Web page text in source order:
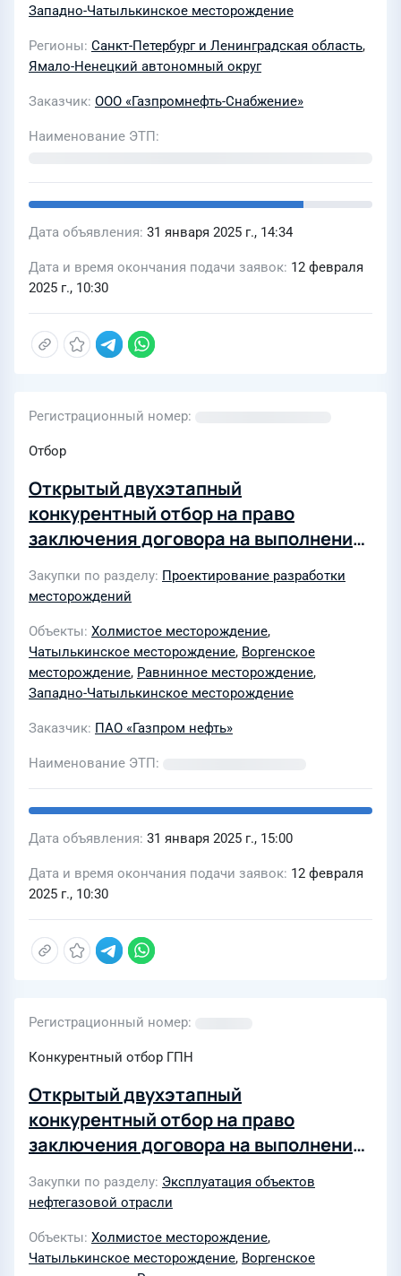
Западно-Чатылькинское месторождение
Регионы Санкт-Петербург и Ленинградская область,
Ямало-Ненецкий автономный округ
Заказчик ООО «Газпромнефть-Снабжение»
Наименование ЭТП
Дата объявления 31 января 2025 г., 14:34
Дата и время окончания подачи заявок 12 февраля
2025 г., 10:30
Регистрационный номер
Отбор
Открытый двухэтапный
конкурентный отбор на право
заключения договора на выполнение
комплекса СМР по объектам добычи,
подготовки и транспорта газа
для нужд АО «Газпромнефть-ННГ" в
2025-2027гг
Закупки по разделу Проектирование разработки
месторождений
Объекты Холмистое месторождение,
Чатылькинское месторождение, Воргенское
месторождение, Равнинное месторождение,
Западно-Чатылькинское месторождение
Заказчик ПАО «Газпром нефть»
Наименование ЭТП
Дата объявления 31 января 2025 г., 15:00
Дата и время окончания подачи заявок 12 февраля
2025 г., 10:30
Регистрационный номер
Конкурентный отбор ГПН
Открытый двухэтапный
конкурентный отбор на право
заключения договора на выполнение
комплекса работ по объектам
добычи, подготовки и транспорта
месторождений для нужд АО
«Газпромнефть-ННГ" в 2025-2029гг
Закупки по разделу Эксплуатация объектов
нефтегазовой отрасли
Объекты Холмистое месторождение,
Чатылькинское месторождение, Воргенское